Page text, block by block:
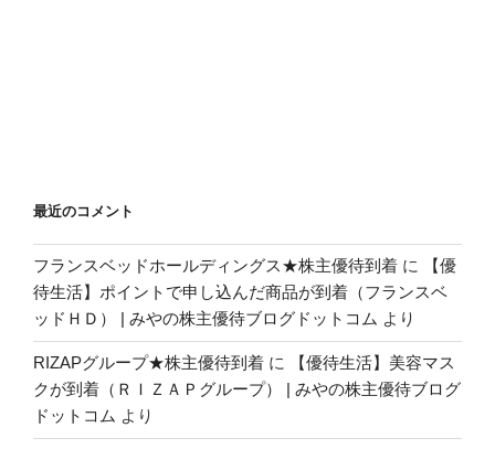
最近のコメント
フランスベッドホールディングス★株主優待到着 に
【優
待生活】ポイントで申し込んだ商品が到着（フランスベ
ッドＨＤ） | みやの株主優待ブログドットコム より
RIZAPグループ★株主優待到着 に
【優待生活】美容マス
クが到着（ＲＩＺＡＰグループ） | みやの株主優待ブログ
ドットコム より